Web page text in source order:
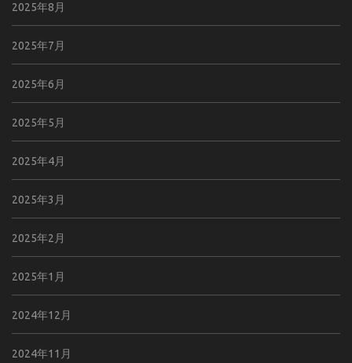
2025年8月
2025年7月
2025年6月
2025年5月
2025年4月
2025年3月
2025年2月
2025年1月
2024年12月
2024年11月